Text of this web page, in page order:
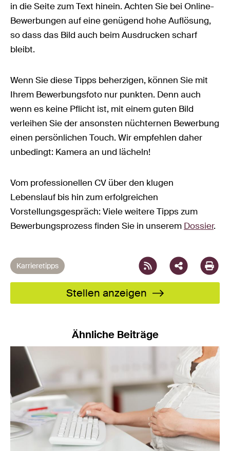
in die Seite zum Text hinein. Achten Sie bei Online-
Bewerbungen auf eine genügend hohe Auflösung,
so dass das Bild auch beim Ausdrucken scharf
bleibt.
Wenn Sie diese Tipps beherzigen, können Sie mit
Ihrem Bewerbungsfoto nur punkten. Denn auch
wenn es keine Pflicht ist, mit einem guten Bild
verleihen Sie der ansonsten nüchternen Bewerbung
einen persönlichen Touch. Wir empfehlen daher
unbedingt: Kamera an und lächeln!
Vom professionellen CV über den klugen
Lebenslauf bis hin zum erfolgreichen
Vorstellungsgespräch: Viele weitere Tipps zum
Bewerbungsprozess finden Sie in unserem Dossier.
Karrieretipps
Facebook
X LinkedIn
XINGEmail
Stellen anzeigen
Ähnliche Beiträge